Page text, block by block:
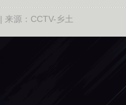
| 来源：CCTV-乡土